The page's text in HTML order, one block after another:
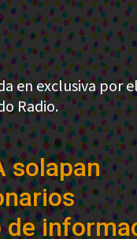
en exclusiva por
Radio.
solapan
de